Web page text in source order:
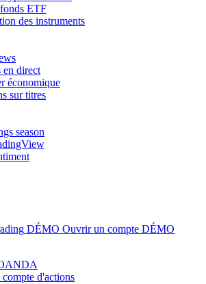
ETF
des instruments
en direct
économique
sur titres
season
DÉMO Ouvrir un compte DÉMO
d'actions